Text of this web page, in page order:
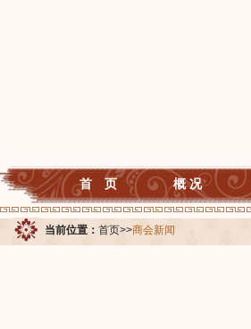
首 页 概 况
当前位置： 首页>>商会新闻